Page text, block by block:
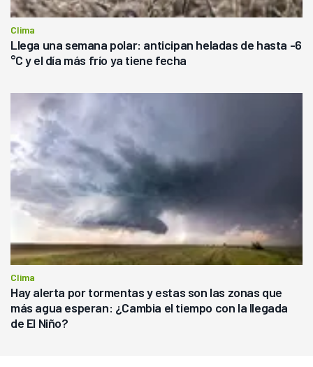
Clima
Llega una semana polar: anticipan heladas de hasta -6
°C y el día más frío ya tiene fecha
Clima
Hay alerta por tormentas y estas son las zonas que
más agua esperan: ¿Cambia el tiempo con la llegada
de El Niño?